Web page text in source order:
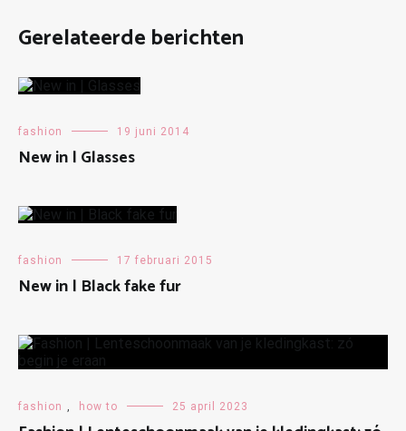
Gerelateerde berichten
fashion 19 juni 2014
New in | Glasses
fashion 17 februari 2015
New in | Black fake fur
fashion , how to 25 april 2023